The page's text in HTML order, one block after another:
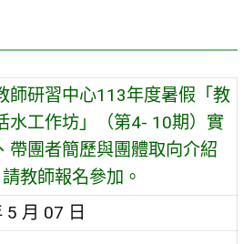
師研習中心113年度暑假「教
水工作坊」（第4- 10期）實
帶團者簡歷與團體取向介紹
教師報名參加。
5 月 07 日